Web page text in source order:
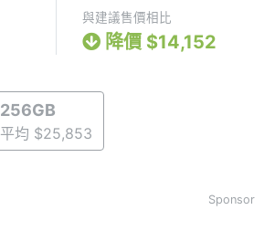
與建議售價相比
降價 $14,152
256GB
平均 $25,853
Sponsor